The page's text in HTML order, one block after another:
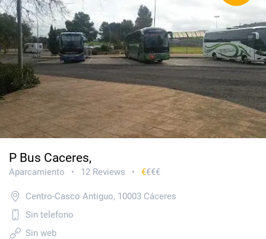
P Bus Caceres,
Aparcamiento • 12 Reviews • €€€€
Centro-Casco Antiguo, 10003 Cáceres
Sin telefono
Sin web